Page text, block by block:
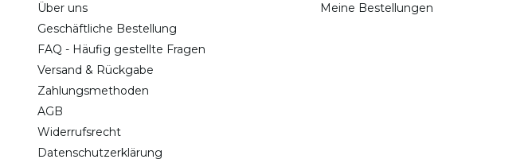
Über uns
Geschäftliche Bestellung
FAQ - Häufig gestellte Fragen
Versand & Rückgabe
Zahlungsmethoden
AGB
Widerrufsrecht
Datenschutzerklärung
Meine Bestellungen